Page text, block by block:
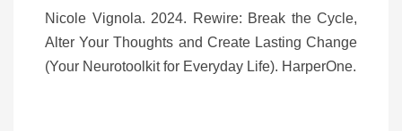
Nicole Vignola. 2024. Rewire: Break the Cycle,
Alter Your Thoughts and Create Lasting Change
(Your Neurotoolkit for Everyday Life). HarperOne.